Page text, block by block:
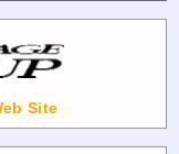
Site